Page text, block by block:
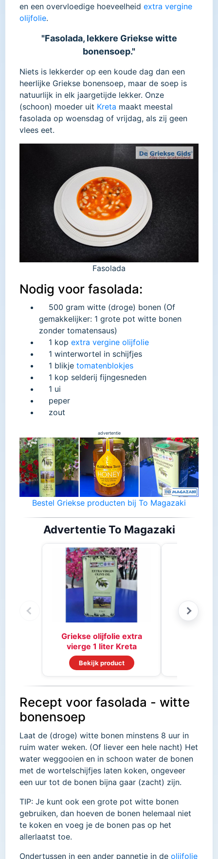
en een overvloedige hoeveelheid extra vergine
olijfolie.
"Fasolada, lekkere Griekse witte
bonensoep."
Niets is lekkerder op een koude dag dan een
heerlijke Griekse bonensoep, maar de soep is
natuurlijk in elk jaargetijde lekker. Onze
(schoon) moeder uit Kreta maakt meestal
fasolada op woensdag of vrijdag, als zij geen
vlees eet.
Fasolada
Nodig voor fasolada:
500 gram witte (droge) bonen (Of
gemakkelijker: 1 grote pot witte bonen
zonder tomatensaus)
1 kop extra vergine olijfolie
1 winterwortel in schijfjes
1 blikje tomatenblokjes
1 kop selderij fijngesneden
1 ui
peper
zout
advertentie
Bestel Griekse producten bij To Magazaki
Advertentie To Magazaki
Griekse olijfolie extra
vierge 1 liter Kreta
Bekijk product
Stifado
Recept voor fasolada - witte
bonensoep
Laat de (droge) witte bonen minstens 8 uur in
ruim water weken. (Of liever een hele nacht) Het
water weggooien en in schoon water de bonen
met de wortelschijfjes laten koken, ongeveer
een uur tot de bonen bijna gaar (zacht) zijn.
TIP: Je kunt ook een grote pot witte bonen
gebruiken, dan hoeven de bonen helemaal niet
te koken en voeg je de bonen pas op het
allerlaatst toe.
Ondertussen in een ander pannetje in de olijfolie